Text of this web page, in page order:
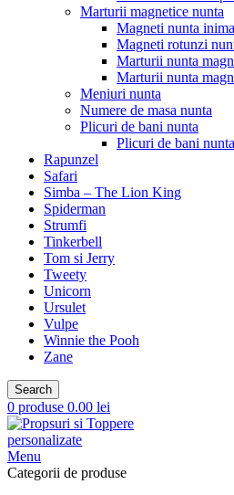
Marturii magnetice nunta
Magneti nunta inima
Magneti rotunzi
Marturii nunta
Marturii nunta
Meniuri nunta
Numere de masa nunta
Plicuri de bani nunta
Plicuri de bani
Rapunzel
Safari
Simba – The Lion King
Spiderman
Strumfi
Tinkerbell
Tom si Jerry
Tweety
Unicorn
Ursulet
Vulpe
Winnie the Pooh
Zane
Search
0 produse 0.00 lei
Menu
Categorii de produse